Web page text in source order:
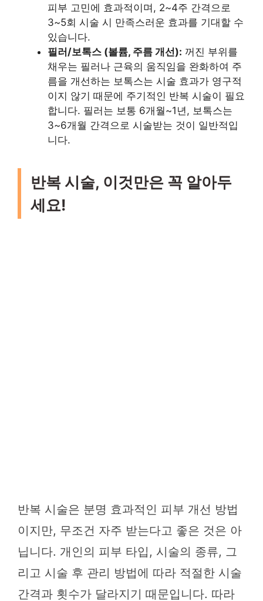
피부 고민에 효과적이며, 2~4주 간격으로
3~5회 시술 시 만족스러운 효과를 기대할 수
있습니다.
필러/보톡스 (볼륨, 주름 개선): 꺼진 부위를
채우는 필러나 근육의 움직임을 완화하여 주
름을 개선하는 보톡스는 시술 효과가 영구적
이지 않기 때문에 주기적인 반복 시술이 필요
합니다. 필러는 보통 6개월~1년, 보톡스는
3~6개월 간격으로 시술받는 것이 일반적입
니다.
반복 시술, 이것만은 꼭 알아두
세요!
반복 시술은 분명 효과적인 피부 개선 방법
이지만, 무조건 자주 받는다고 좋은 것은 아
닙니다. 개인의 피부 타입, 시술의 종류, 그
리고 시술 후 관리 방법에 따라 적절한 시술
간격과 횟수가 달라지기 때문입니다. 따라